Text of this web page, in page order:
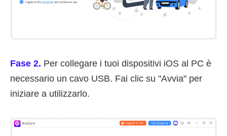
Fase 2. Per collegare i tuoi dispositivi iOS al PC è
necessario un cavo USB. Fai clic su "Avvia" per
iniziare a utilizzarlo.